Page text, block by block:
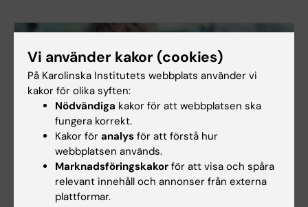
”Hade behövt mer stöd”
Vi använder kakor (cookies)
På Karolinska Institutets webbplats använder vi
kakor för olika syften:
Nödvändiga kakor för att webbplatsen ska
fungera korrekt.
Kakor för analys för att förstå hur
webbplatsen används.
Marknadsföringskakor för att visa och spåra
relevant innehåll och annonser från externa
plattformar.